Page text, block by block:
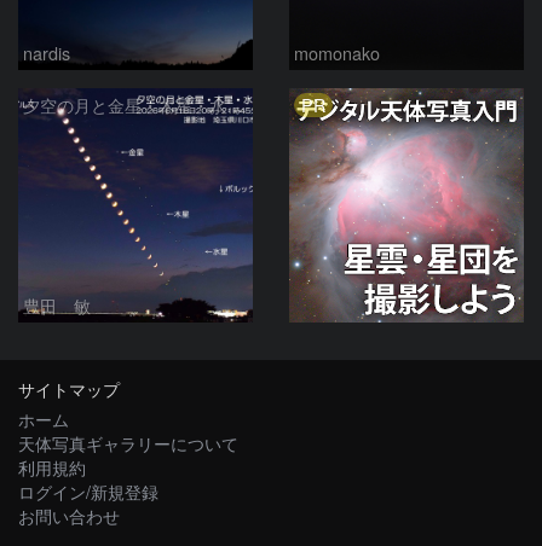
nardis momonako
夕空の月と金星・木星・水星の接近 2026/6/18
豊田 敏
PR
サイトマップ
ホーム
天体写真ギャラリーについて
利用規約
ログイン/新規登録
お問い合わせ